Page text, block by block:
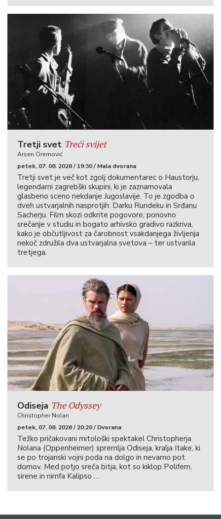
Tretji svet Treći svijet
Arsen Oremović
petek, 07. 08. 2026 / 19:30 / Mala dvorana
Tretji svet je več kot zgolj dokumentarec o Haustorju,
legendarni zagrebški skupini, ki je zaznamovala
glasbeno sceno nekdanje Jugoslavije. To je zgodba o
dveh ustvarjalnih nasprotjih: Darku Rundeku in Srđanu
Sacherju. Film skozi odkrite pogovore, ponovno
srečanje v studiu in bogato arhivsko gradivo razkriva,
kako je občutljivost za čarobnost vsakdanjega življenja
nekoč združila dva ustvarjalna svetova – ter ustvarila
tretjega.
Odiseja The Odyssey
Christopher Nolan
petek, 07. 08. 2026 / 20:20 / Dvorana
Težko pričakovani mitološki spektakel Christopherja
Nolana (Oppenheimer) spremlja Odiseja, kralja Itake, ki
se po trojanski vojni poda na dolgo in nevarno pot
domov. Med potjo sreča bitja, kot so kiklop Polifem,
sirene in nimfa Kalipso …